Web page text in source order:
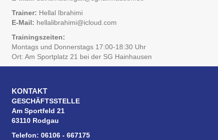
Trainer: Hellal Ibrahimi
E-Mail: hellalibrahimi@icloud.com
Trainingszeiten:
Montags und Donnerstags 17:00-18:30 Uhr
Ort: Am Sportplatz 21 bei der SG Hainhausen
KONTAKT
GESCHÄFTSSTELLE
Am Sportfeld 21
63110 Rodgau
Telefon: 06106 - 667175